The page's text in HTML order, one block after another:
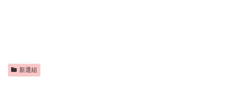
新選組